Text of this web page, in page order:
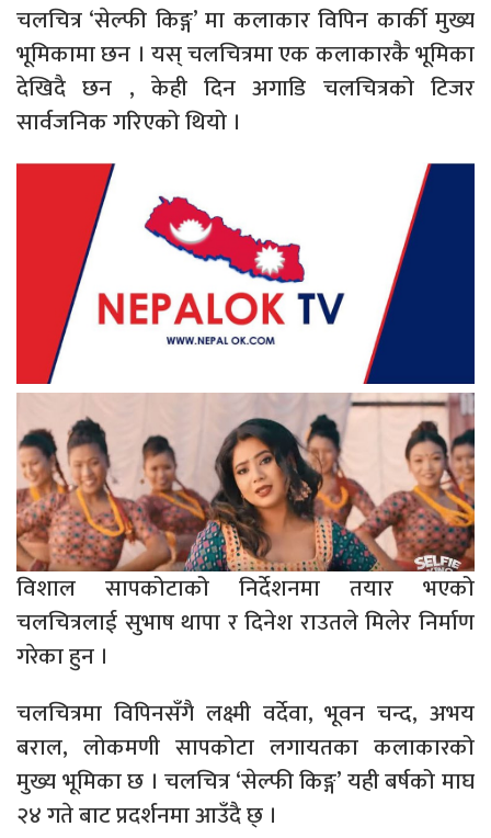
चलचित्र ‘सेल्फी किङ्ग’ मा कलाकार विपिन कार्की मुख्य
भूमिकामा छन । यस् चलचित्रमा एक कलाकारकै भूमिका
देखिदै छन , केही दिन अगाडि चलचित्रको टिजर
सार्वजनिक गरिएको थियो ।
विशाल सापकोटाको निर्देशनमा तयार भएको
चलचित्रलाई सुभाष थापा र दिनेश राउतले मिलेर निर्माण
गरेका हुन ।
चलचित्रमा विपिनसँगै लक्ष्मी वर्देवा, भूवन चन्द, अभय
बराल, लोकमणी सापकोटा लगायतका कलाकारको
मुख्य भूमिका छ । चलचित्र ‘सेल्फी किङ्ग’ यही बर्षको माघ
२४ गते बाट प्रदर्शनमा आउँदै छ् ।